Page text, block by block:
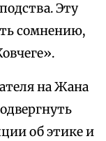
Эту
сомнению,
на Жана
об этике и